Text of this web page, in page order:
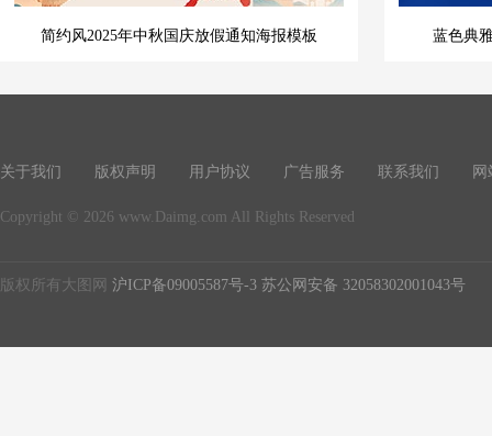
简约风2025年中秋国庆放假通知海报模板 蓝色典
关于我们 版权声明 用户协议 广告服务 联系我们 网
Copyright © 2026 www.Daimg.com All Rights Reserved
版权所有大图网 沪ICP备09005587号-3 苏公网安备 32058302001043号